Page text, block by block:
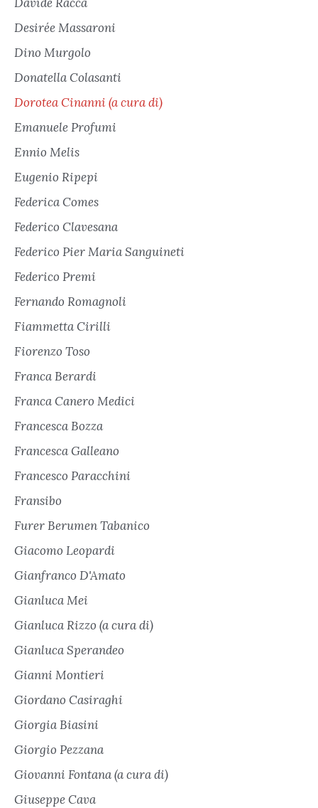
Desirée Massaroni
Dino Murgolo
Donatella Colasanti
Dorotea Cinanni (a cura di)
Emanuele Profumi
Ennio Melis
Eugenio Ripepi
Federica Comes
Federico Clavesana
Federico Pier Maria Sanguineti
Federico Premi
Fernando Romagnoli
Fiammetta Cirilli
Fiorenzo Toso
Franca Berardi
Franca Canero Medici
Francesca Bozza
Francesca Galleano
Francesco Paracchini
Fransibo
Furer Berumen Tabanico
Giacomo Leopardi
Gianfranco D'Amato
Gianluca Mei
Gianluca Rizzo (a cura di)
Gianluca Sperandeo
Gianni Montieri
Giordano Casiraghi
Giorgia Biasini
Giorgio Pezzana
Giovanni Fontana (a cura di)
Giuseppe Cava